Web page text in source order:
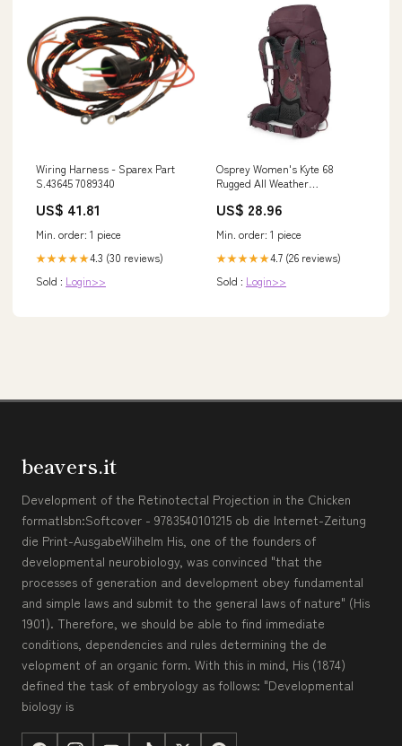
Wiring Harness - Sparex Part
S.43645 7089340
US$ 41.81
Min. order: 1 piece
★★★★★4.3 (30 reviews)
Sold : Login>>
Osprey Women's Kyte 68
Rugged All Weather
Outdoor Center Outfitters
US$ 28.96
Min. order: 1 piece
★★★★★4.7 (26 reviews)
Sold : Login>>
beavers.it
Development of the Retinotectal Projection in the Chicken
formatIsbn:Softcover - 9783540101215 ob die Internet-Zeitung
die Print-AusgabeWilhelm His, one of the founders of
developmental neurobiology, was convinced "that the
processes of generation and development obey fundamental
and simple laws and submit to the general laws of nature" (His
1901). Therefore, we should be able to find immediate
conditions, dependencies and rules determining the de
velopment of an organic form. With this in mind, His (1874)
defined the task of embryology as follows: "Developmental
biology is